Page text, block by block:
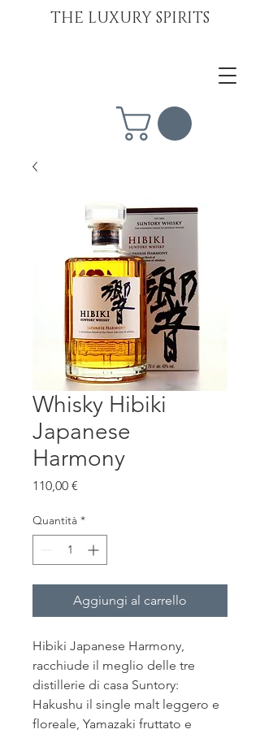
THE LUXURY SPIRITS
Whisky Hibiki
Japanese
Harmony
110,00 €
Quantità *
Aggiungi al carrello
Hibiki Japanese Harmony,
racchiude il meglio delle tre
distillerie di casa Suntory:
Hakushu il single malt leggero e
floreale, Yamazaki fruttato e